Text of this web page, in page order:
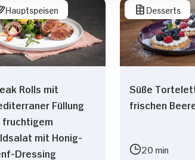
Hauptspeisen
Rolls mit
Füllung
fruchtigem
mit Honig-
Dressing
Desserts
Süße
frischen
20 min